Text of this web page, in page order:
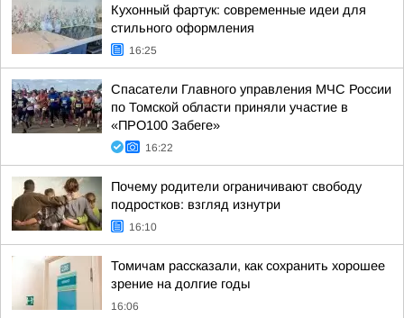
Кухонный фартук: современные идеи для
стильного оформления
16:25
Спасатели Главного управления МЧС России
по Томской области приняли участие в
«ПРО100 Забеге»
16:22
Почему родители ограничивают свободу
подростков: взгляд изнутри
16:10
Томичам рассказали, как сохранить хорошее
зрение на долгие годы
16:06